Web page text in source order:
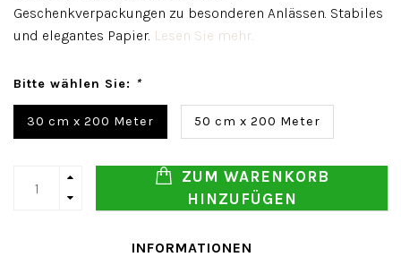
Geschenkverpackungen zu besonderen Anlässen. Stabiles
und elegantes Papier. Lesen Sie mehr..
Bitte wählen Sie: *
30 cm x 200 Meter 50 cm x 200 Meter
ZUM WARENKORB
HINZUFÜGEN
INFORMATIONEN